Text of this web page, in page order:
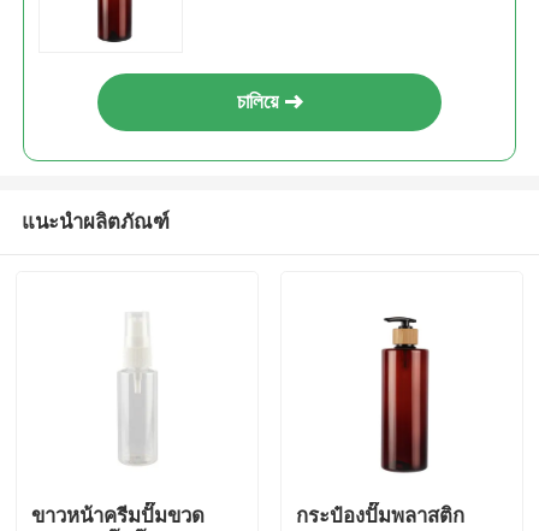
ปั๊มจ่ายน้ำเชื่อม
เครื่องพ่นละอองละเอียด
เครื่องพ่นทริกเกอร์
চালিয়ে
แนะนำผลิตภัณฑ์
ขาวหน้าครีมปั๊มขวด
กระป๋องปั๊มพลาสติก